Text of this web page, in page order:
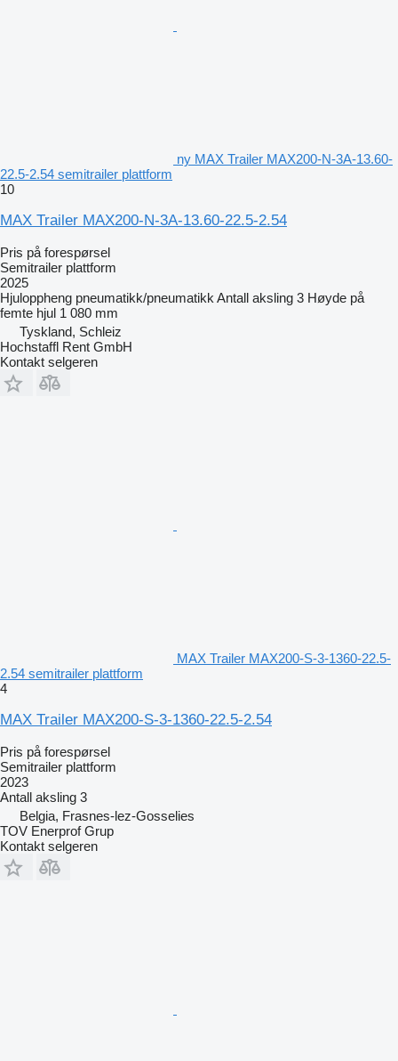
ny MAX Trailer MAX200-N-3A-13.60-
22.5-2.54 semitrailer plattform
10
MAX Trailer MAX200-N-3A-13.60-22.5-2.54
Pris på forespørsel
Semitrailer plattform
2025
Hjuloppheng pneumatikk/pneumatikk Antall aksling 3 Høyde på
femte hjul 1 080 mm
Tyskland, Schleiz
Hochstaffl Rent GmbH
Kontakt selgeren
MAX Trailer MAX200-S-3-1360-22.5-
2.54 semitrailer plattform
4
MAX Trailer MAX200-S-3-1360-22.5-2.54
Pris på forespørsel
Semitrailer plattform
2023
Antall aksling 3
Belgia, Frasnes-lez-Gosselies
TOV Enerprof Grup
Kontakt selgeren